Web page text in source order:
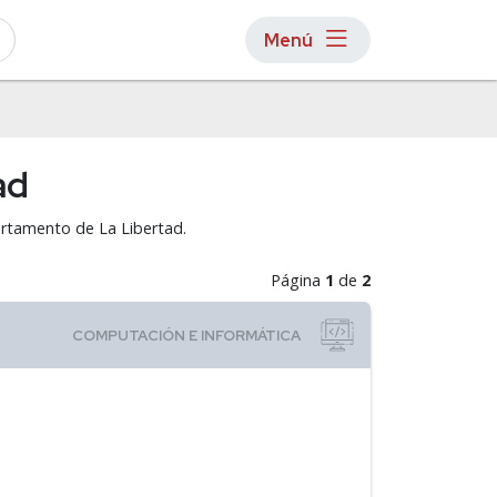
Menú
de La Libertad.
Página 1 de 2